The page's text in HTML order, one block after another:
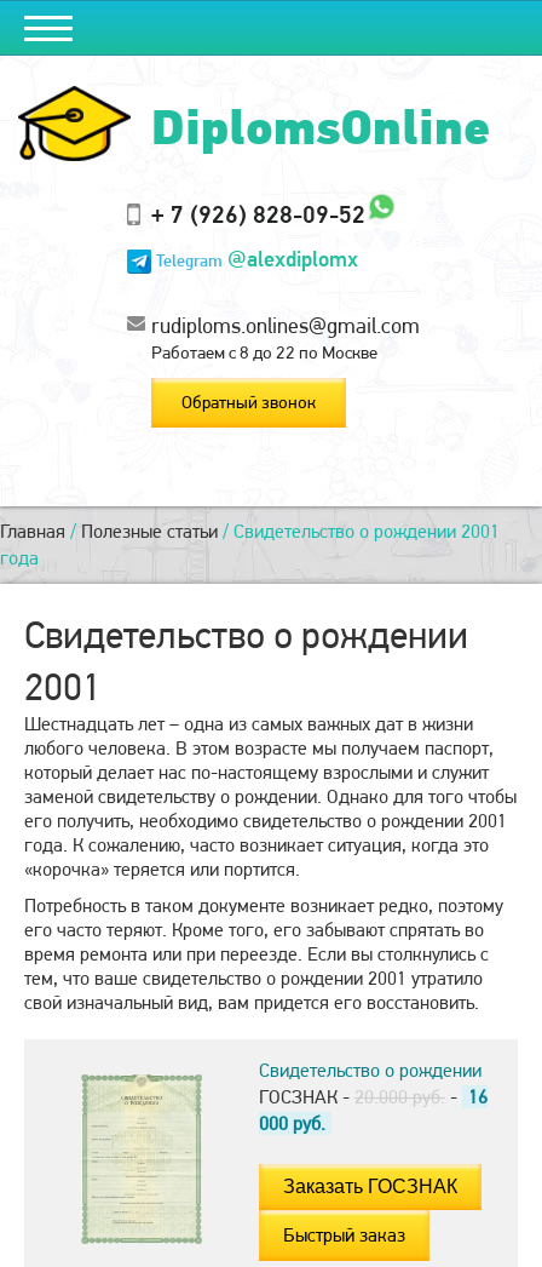
DiplomsOnline
+ 7 (926) 828-09-52
Telegram @alexdiplomx
rudiploms.onlines@gmail.com
Работаем с 8 до 22 по Москве
Обратный звонок
Главная / Полезные статьи / Свидетельство о рождении 2001
года
Свидетельство о рождении
2001
Шестнадцать лет – одна из самых важных дат в жизни
любого человека. В этом возрасте мы получаем паспорт,
который делает нас по-настоящему взрослыми и служит
заменой свидетельству о рождении. Однако для того чтобы
его получить, необходимо свидетельство о рождении 2001
года. К сожалению, часто возникает ситуация, когда это
«корочка» теряется или портится.
Потребность в таком документе возникает редко, поэтому
его часто теряют. Кроме того, его забывают спрятать во
время ремонта или при переезде. Если вы столкнулись с
тем, что ваше свидетельство о рождении 2001 утратило
свой изначальный вид, вам придется его восстановить.
Свидетельство о рождении
ГОСЗНАК - 20.000 руб. - 16
000 руб.
Быстрый заказ